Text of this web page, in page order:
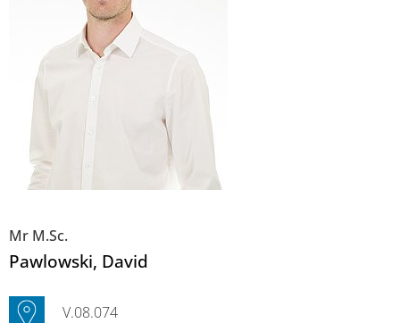
Mr M.Sc.
Pawlowski, David
V.08.074